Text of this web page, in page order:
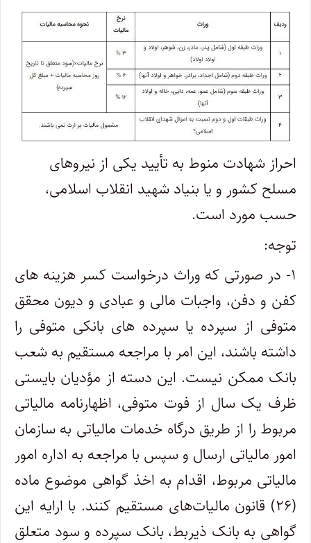
احراز شهادت منوط به تأیید یکی از نیروهای
مسلح کشور و یا بنیاد شهید انقلاب اسلامی،
حسب مورد است.
توجه:
۱- در صورتی که وراث درخواست کسر هزینه ‌های
کفن ‌و دفن، واجبات مالی و عبادی و دیون محقق
متوفی از سپرده‌ یا سپرده ‌های بانکی متوفی را
داشته باشند، این امر با مراجعه مستقیم به شعب
بانک ممکن نیست. این دسته از مؤدیان بایستی
ظرف یک سال از فوت متوفی، اظهارنامه مالیاتی
مربوط را از طریق درگاه خدمات مالیاتی به سازمان
امور مالیاتی ارسال و سپس با مراجعه به اداره امور
مالیاتی مربوط، اقدام به اخذ گواهی موضوع ماده
(۲۶) قانون مالیات‌های مستقیم کنند. با ارایه این
گواهی به بانک ذیربط، بانک سپرده و سود متعلق